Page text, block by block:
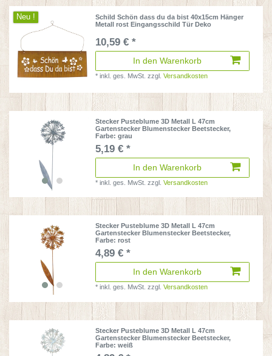
Neu !
Schild Schön dass du da bist 40x15cm Hänger
Metall rost Eingangsschild Tür Deko
10,59 € *
In den Warenkorb
*inkl. ges. MwSt. zzgl.Versandkosten
Stecker Pusteblume 3D Metall L 47cm
Gartenstecker Blumenstecker Beetstecker,
Farbe: grau
5,19 € *
In den Warenkorb
*inkl. ges. MwSt. zzgl.Versandkosten
Stecker Pusteblume 3D Metall L 47cm
Gartenstecker Blumenstecker Beetstecker,
Farbe: rost
4,89 € *
In den Warenkorb
*inkl. ges. MwSt. zzgl.Versandkosten
Stecker Pusteblume 3D Metall L 47cm
Gartenstecker Blumenstecker Beetstecker,
Farbe: weiß